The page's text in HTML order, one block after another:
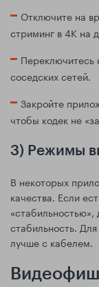
Отключите на
стриминг в 4К на
Переключитесь
соседских сетей.
Закройте
чтобы кодек не
3) Режимы
В некоторых
качества. Если
стабильность.
лучше с кабелем.